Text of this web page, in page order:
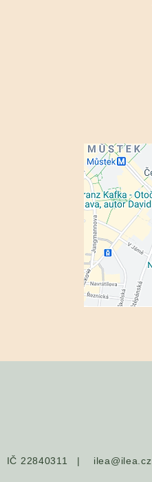
IČ 22840311 | ilea@ilea.cz